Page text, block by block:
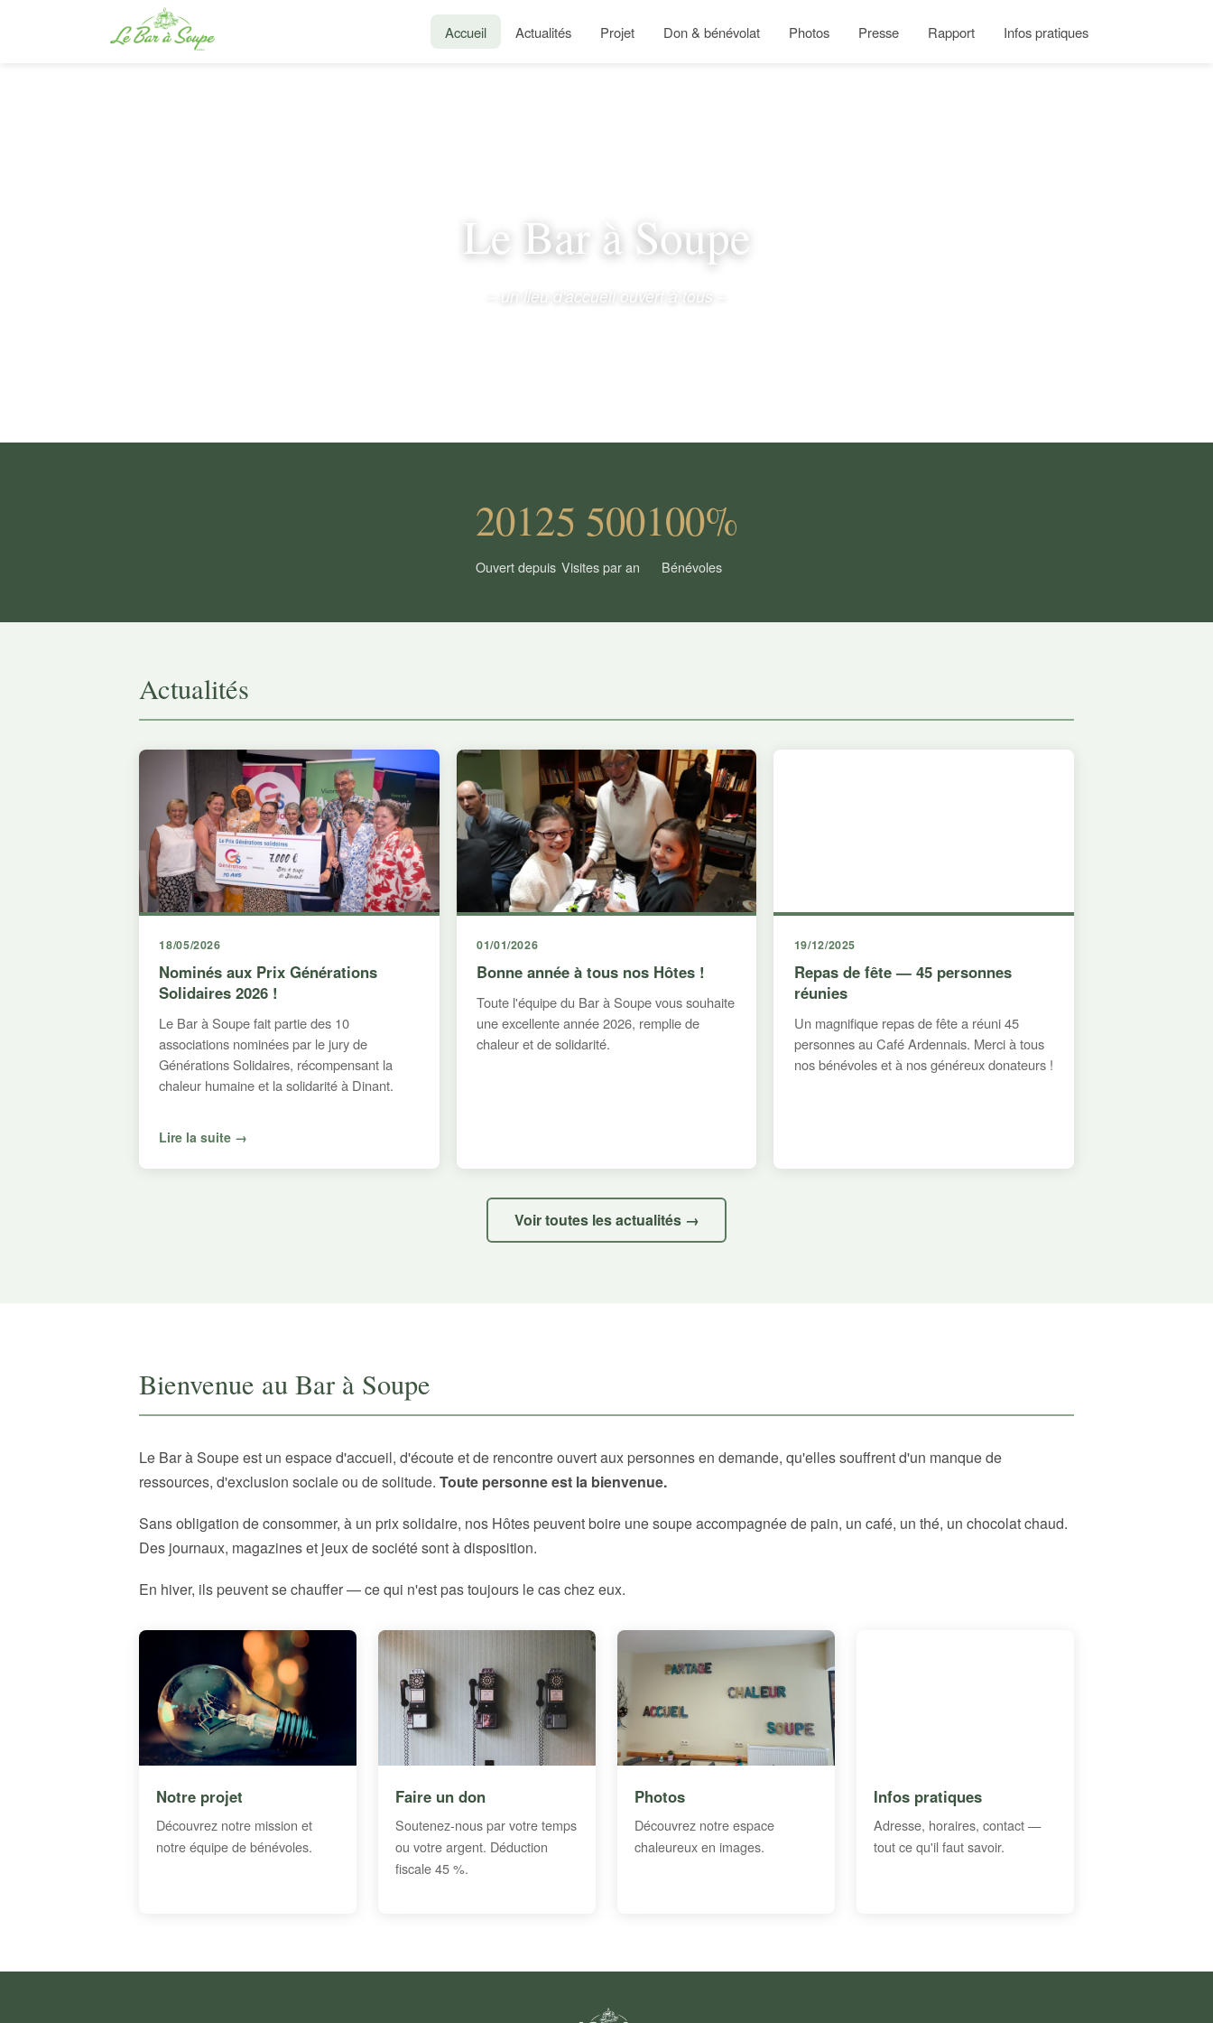
Accueil Actualités Projet Don & bénévolat Photos Presse Rapport Infos pratiques
Le Bar à Soupe
– un lieu d'accueil ouvert à tous –
2012
Ouvert depuis
5 500
Visites par an
100%
Bénévoles
Actualités
18/05/2026
Nominés aux Prix Générations
Solidaires 2026 !
Le Bar à Soupe fait partie des 10
associations nominées par le jury de
Générations Solidaires, récompensant la
chaleur humaine et la solidarité à Dinant.
Lire la suite →
01/01/2026
Bonne année à tous nos Hôtes !
Toute l'équipe du Bar à Soupe vous souhaite
une excellente année 2026, remplie de
chaleur et de solidarité.
19/12/2025
Repas de fête — 45 personnes
réunies
Un magnifique repas de fête a réuni 45
personnes au Café Ardennais. Merci à tous
nos bénévoles et à nos généreux donateurs !
Voir toutes les actualités →
Bienvenue au Bar à Soupe
Le Bar à Soupe est un espace d'accueil, d'écoute et de rencontre ouvert aux personnes en demande, qu'elles souffrent d'un manque de
ressources, d'exclusion sociale ou de solitude. Toute personne est la bienvenue.
Sans obligation de consommer, à un prix solidaire, nos Hôtes peuvent boire une soupe accompagnée de pain, un café, un thé, un chocolat chaud.
Des journaux, magazines et jeux de société sont à disposition.
En hiver, ils peuvent se chauffer — ce qui n'est pas toujours le cas chez eux.
Notre projet
Découvrez notre mission et
notre équipe de bénévoles.
Faire un don
Soutenez-nous par votre temps
ou votre argent. Déduction
fiscale 45 %.
Photos
Découvrez notre espace
chaleureux en images.
Infos pratiques
Adresse, horaires, contact —
tout ce qu'il faut savoir.